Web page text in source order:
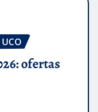
UCO
ofertas